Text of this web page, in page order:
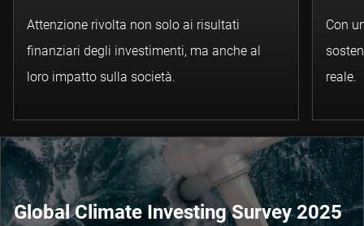
Attenzione rivolta non solo ai risultati
finanziari degli investimenti, ma anche al
loro impatto sulla società.
Con
reale.
Global Climate Investing Survey 2025